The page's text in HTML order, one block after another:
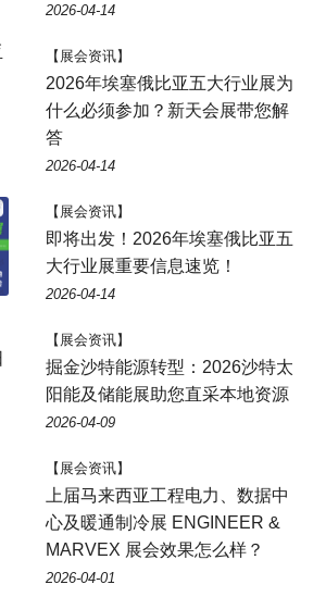
2026-04-14
【展会资讯】
2026年埃塞俄比亚五大行业展为
什么必须参加？新天会展带您解
答
2026-04-14
【展会资讯】
即将出发！2026年埃塞俄比亚五
大行业展重要信息速览！
2026-04-14
【展会资讯】
掘金沙特能源转型：2026沙特太
阳能及储能展助您直采本地资源
2026-04-09
【展会资讯】
上届马来西亚工程电力、数据中
心及暖通制冷展 ENGINEER &
MARVEX 展会效果怎么样？
2026-04-01